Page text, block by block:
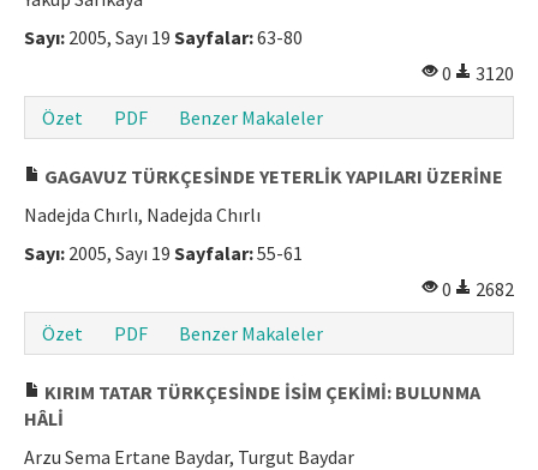
Makale Gönder
ISSN: 1301-0077 · e-ISSN: 2651-5091
Sayı: 2005, Sayı 19 Sayfalar:63-80
0
3120
Özet
PDF Benzer Makaleler
GAGAVUZ TÜRKÇESİNDE YETERLİK YAPILARI ÜZERİNE
Nadejda Chırlı, Nadejda Chırlı
Sayı: 2005, Sayı 19 Sayfalar:55-61
0
2682
Özet
PDF Benzer Makaleler
KIRIM TATAR TÜRKÇESİNDE İSİM ÇEKİMİ: BULUNMA
HÂLİ
Arzu Sema Ertane Baydar, Turgut Baydar